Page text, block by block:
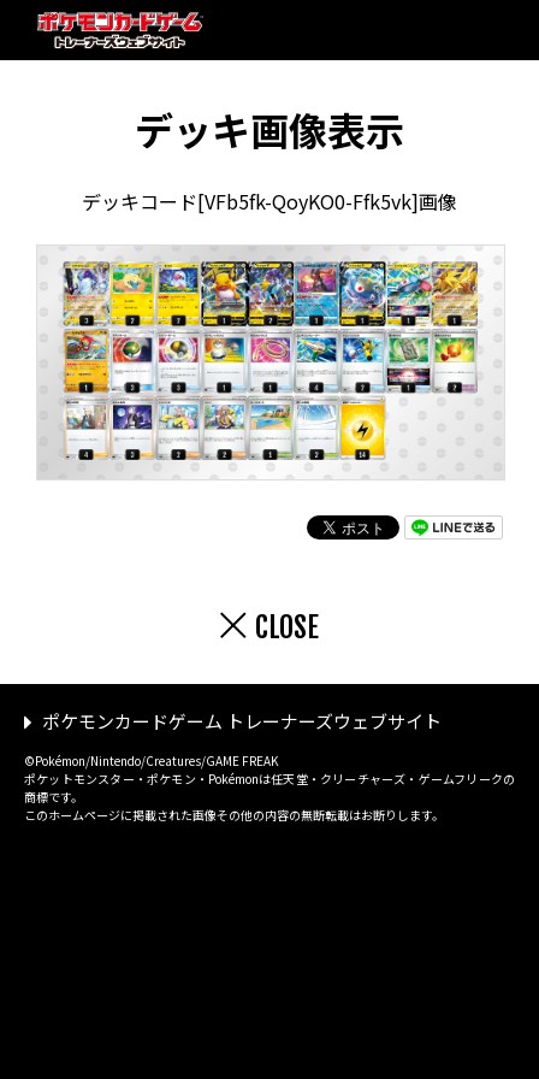
デッキ画像表示
デッキコード[VFb5fk-QoyKO0-Ffk5vk]画像
CLOSE
ポケモンカードゲーム トレーナーズウェブサイト
©Pokémon/Nintendo/Creatures/GAME FREAK
ポケットモンスター・ポケモン・Pokémonは任天堂・クリーチャーズ・ゲームフリークの
商標です。
このホームページに掲載された画像その他の内容の無断転載はお断りします。